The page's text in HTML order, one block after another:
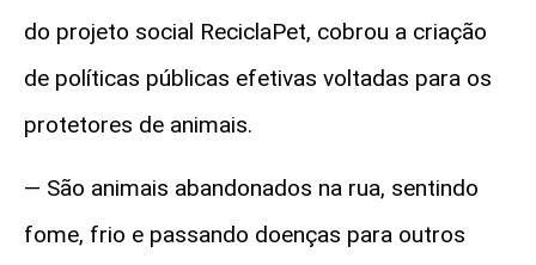
do projeto social ReciclaPet, cobrou a criação
de políticas públicas efetivas voltadas para os
protetores de animais.
— São animais abandonados na rua, sentindo
fome, frio e passando doenças para outros